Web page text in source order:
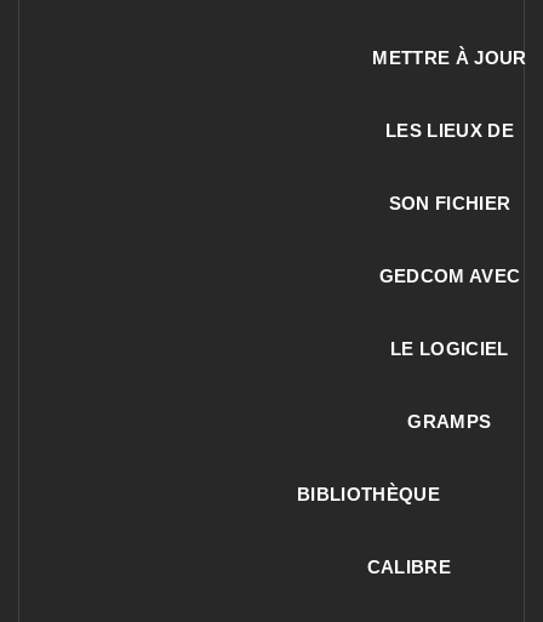
METTRE À JOUR
LES LIEUX DE
SON FICHIER
GEDCOM AVEC
LE LOGICIEL
GRAMPS
BIBLIOTHÈQUE
CALIBRE